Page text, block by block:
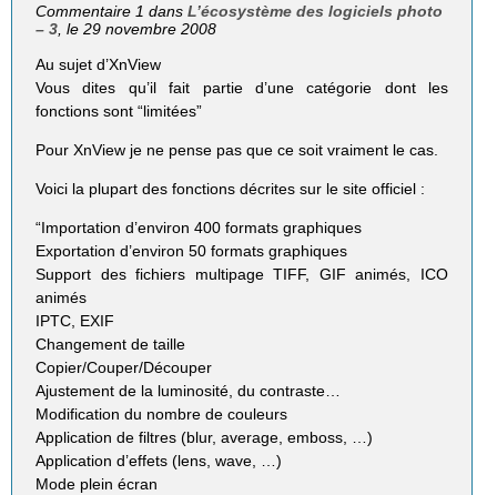
Commentaire 1 dansL’écosystème des logiciels photo
– 3 , le 29 novembre 2008
Au sujet d’XnView
Vous dites qu’il fait partie d’une catégorie dont les
fonctions sont “limitées”
Pour XnView je ne pense pas que ce soit vraiment le cas.
Voici la plupart des fonctions décrites sur le site officiel :
“Importation d’environ 400 formats graphiques
Exportation d’environ 50 formats graphiques
Support des fichiers multipage TIFF, GIF animés, ICO
animés
IPTC, EXIF
Changement de taille
Copier/Couper/Découper
Ajustement de la luminosité, du contraste…
Modification du nombre de couleurs
Application de filtres (blur, average, emboss, …)
Application d’effets (lens, wave, …)
Mode plein écran